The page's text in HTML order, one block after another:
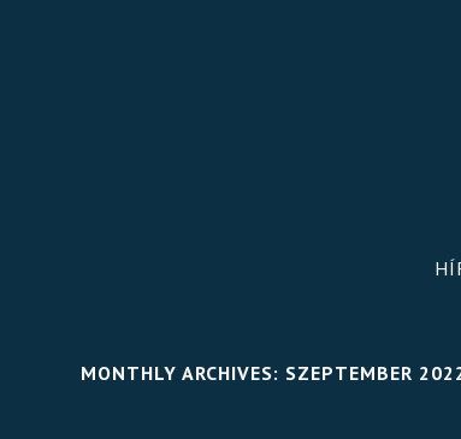
MONTHLY ARCHIVES: SZEPTEMBER